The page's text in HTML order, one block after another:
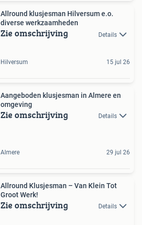
Allround klusjesman Hilversum e.o.
diverse werkzaamheden
Zie omschrijving Details
Hilversum 15 jul 26
Aangeboden klusjesman in Almere en
omgeving
Zie omschrijving Details
Almere 29 jul 26
Allround Klusjesman – Van Klein Tot
Groot Werk!
Zie omschrijving Details